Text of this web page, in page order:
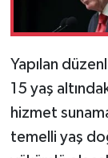
Yapılan
15 yaş
hizmet
temelli yaş